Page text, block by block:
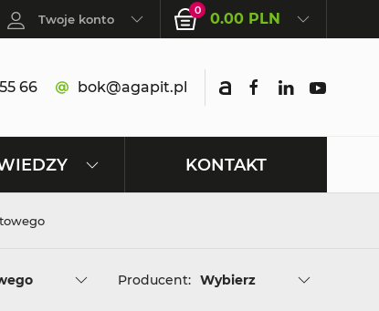
Twoje konto
0 0.00 PLN
66 bok@agapit.pl
KONTAKT
Producent: Wybierz